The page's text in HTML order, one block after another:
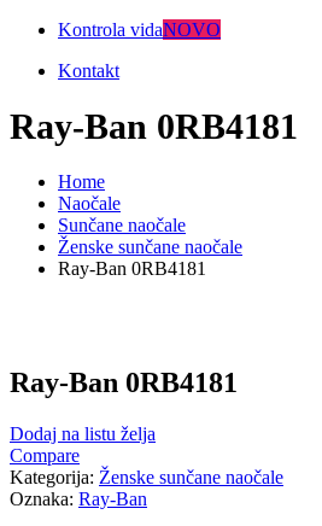
Kontrola vidaNOVO
Kontakt
Ray-Ban 0RB4181
Home
Naočale
Sunčane naočale
Ženske sunčane naočale
Ray-Ban 0RB4181
Ray-Ban 0RB4181
Dodaj na listu želja
Compare
Kategorija: Ženske sunčane naočale
Oznaka: Ray-Ban